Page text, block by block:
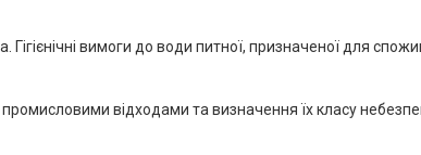
вимоги до води питної, призначеної для
відходами та визначення їх класу